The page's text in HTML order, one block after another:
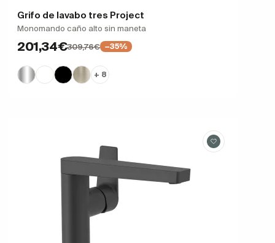
Grifo de lavabo tres Project
Monomando caño alto sin maneta
201,34€309,76€ −35%
+ 8